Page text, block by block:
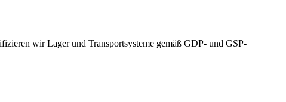
wir Lager und Transportsysteme gemäß GDP- und GSP-